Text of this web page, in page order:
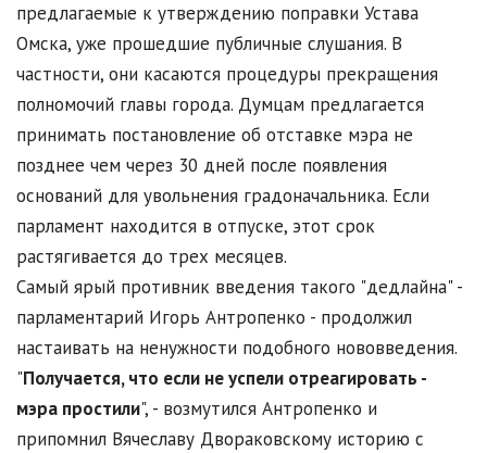
предлагаемые к утверждению поправки Устава
Омска, уже прошедшие публичные слушания. В
частности, они касаются процедуры прекращения
полномочий главы города. Думцам предлагается
принимать постановление об отставке мэра не
позднее чем через 30 дней после появления
оснований для увольнения градоначальника. Если
парламент находится в отпуске, этот срок
растягивается до трех месяцев.
Самый ярый противник введения такого "дедлайна" -
парламентарий Игорь Антропенко - продолжил
настаивать на ненужности подобного нововведения.
"Получается, что если не успели отреагировать -
мэра простили", - возмутился Антропенко и
припомнил Вячеславу Двораковскому историю с